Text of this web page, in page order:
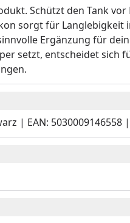
Schützt den Tank
sorgt für
Ergänzung für
setzt, entscheidet
| EAN: